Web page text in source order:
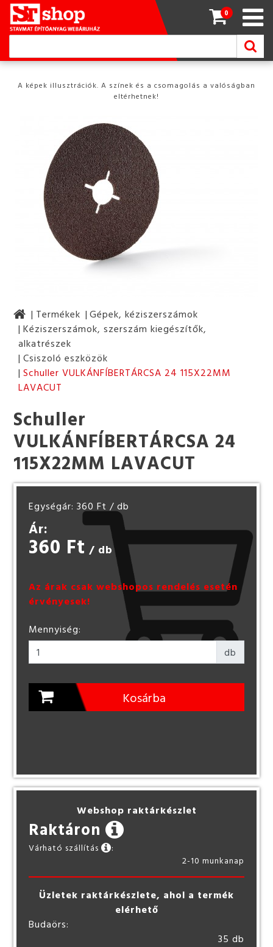
0
A képek illusztrációk. A színek és a csomagolás a valóságban
eltérhetnek!
Termékek
Gépek, kéziszerszámok
Kéziszerszámok, szerszám kiegészítők,
alkatrészek
Csiszoló eszközök
Schuller VULKÁNFÍBERTÁRCSA 24 115X22MM
LAVACUT
Schuller
VULKÁNFÍBERTÁRCSA 24
115X22MM LAVACUT
Egységár: 360 Ft / db
Ár:
360 Ft / db
Az árak csak webshopos rendelés esetén
érvényesek!
Mennyiség:
db
Kosárba
Webshop raktárkészlet
Raktáron
Várható szállítás
:
2-10 munkanap
Üzletek raktárkészlete, ahol a termék
elérhető
Budaörs:
35 db